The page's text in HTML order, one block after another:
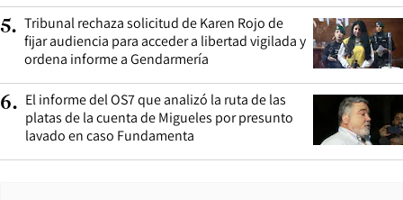
5. Tribunal rechaza solicitud de Karen Rojo de
fijar audiencia para acceder a libertad vigilada y
ordena informe a Gendarmería
6. El informe del OS7 que analizó la ruta de las
platas de la cuenta de Migueles por presunto
lavado en caso Fundamenta